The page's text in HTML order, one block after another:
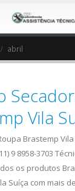
abril
Vila
Brastemp Vila
9 8958-3703
os produtos
Suíça com mais